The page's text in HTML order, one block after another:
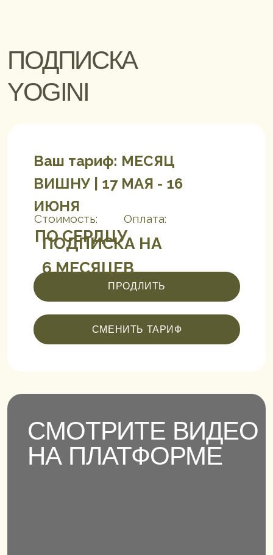
ПРОДЛИТЬ
ПОДПИСКА
YOGINI
ПО СЕРДЦУ
ПОДПИСКА НА
6 МЕСЯЦЕВ
Оплата:
Стоимость:
ВИШНУ | 17 МАЯ - 16